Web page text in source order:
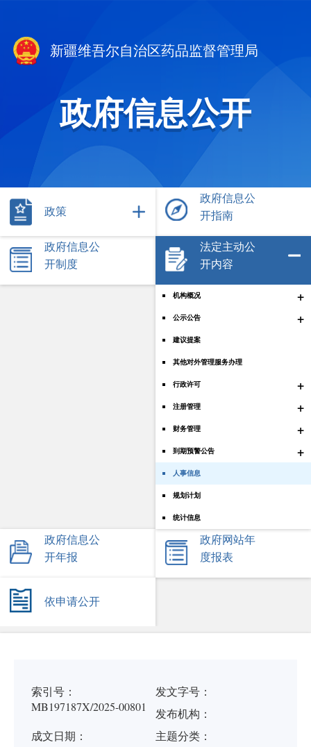
新疆维吾尔自治区药品监督管理局
政府信息公开
政策
政府信息公
开指南
政府信息公
开制度
法定主动公
开内容
机构概况 +
公示公告 +
建议提案
其他对外管理服务办理
行政许可 +
注册管理 +
财务管理 +
到期预警公告 +
人事信息
规划计划
统计信息
政府信息公
开年报
政府网站年
度报表
依申请公开
索引号：
MB197187X/2025-00801
发文字号：
发布机构：
成文日期：
主题分类：